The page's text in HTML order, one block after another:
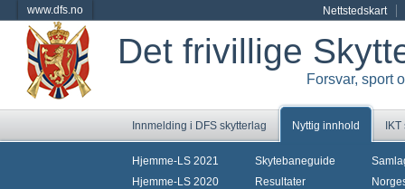
www.dfs.no Nettstedskart
Det frivillige
Forsvar, sport
Innmelding i DFS skytterlag Nyttig innhold
Hjemme-LS 2021
Hjemme-LS 2020
Skytebaneguide
Resultater